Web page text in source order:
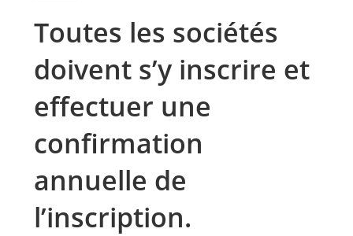
Toutes les sociétés
doivent s’y inscrire et
effectuer une
confirmation
annuelle de
l’inscription.